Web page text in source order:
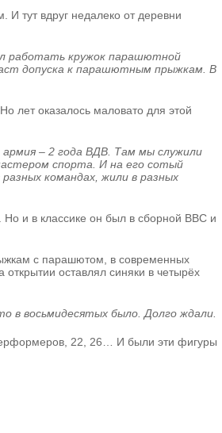
тут вдруг недалеко от деревни
работать кружок парашютной
допуска к парашютным прыжкам. В
лет оказалось маловато для этой
– 2 года ВДВ. Там мы служили
спорта. И на его сотый
командах, жили в разных
Но и в классике он был в сборной ВВС и
с парашютом, в современных
оставлял синяки в четырёх
в восьмидесятых было. Долго ждали.
22, 26… И были эти фигуры